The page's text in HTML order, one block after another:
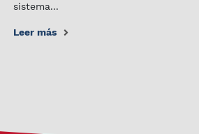
sistema...
Leer más